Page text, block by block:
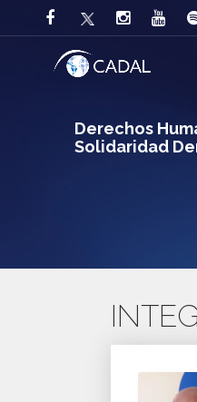
Derechos
Solidaridad